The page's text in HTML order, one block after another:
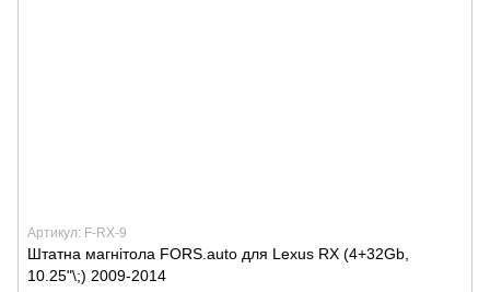
Артикул: F-RX-9
Штатна магнітола FORS.auto для Lexus RX (4+32Gb,
10.25"\;) 2009-2014